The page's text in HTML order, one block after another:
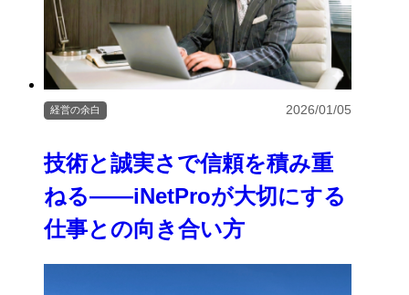
技術と誠実さで信頼を積み重
ねる――iNetProが大切にする
仕事との向き合い方
経営の余白 2026/01/05